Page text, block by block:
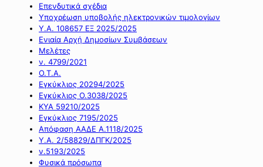
Επενδυτικά σχέδια
Υποχρέωση υποβολής ηλεκτρονικών τιμολογίων
Υ.Α. 108657 ΕΞ 2025/2025
Ενιαία Αρχή Δημοσίων Συμβάσεων
Μελέτες
ν. 4799/2021
Ο.Τ.Α.
Εγκύκλιος 20294/2025
Εγκύκλιος Ο.3038/2025
ΚΥΑ 59210/2025
Εγκύκλιος 7195/2025
Απόφαση ΑΑΔΕ Α.1118/2025
Υ.Α. 2/58829/ΔΠΓΚ/2025
ν.5193/2025
Φυσικά πρόσωπα